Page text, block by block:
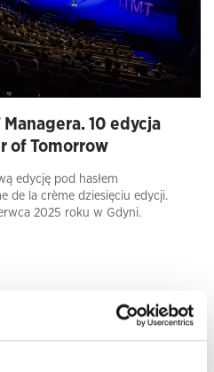
10 edycja
of Tomorrow
edycję pod hasłem
de la crème dziesięciu edycji.
2025 roku w Gdyni.